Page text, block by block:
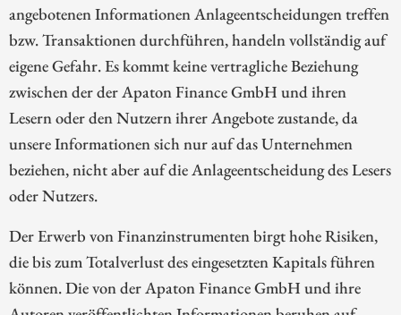
angebotenen Informationen Anlageentscheidungen treffen
bzw. Transaktionen durchführen, handeln vollständig auf
eigene Gefahr. Es kommt keine vertragliche Beziehung
zwischen der der Apaton Finance GmbH und ihren
Lesern oder den Nutzern ihrer Angebote zustande, da
unsere Informationen sich nur auf das Unternehmen
beziehen, nicht aber auf die Anlageentscheidung des Lesers
oder Nutzers.
Der Erwerb von Finanzinstrumenten birgt hohe Risiken,
die bis zum Totalverlust des eingesetzten Kapitals führen
können. Die von der Apaton Finance GmbH und ihre